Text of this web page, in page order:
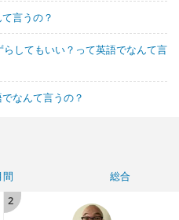
言うの？
してもいい？って英語でなんて言
なんて言うの？
間
総合
2